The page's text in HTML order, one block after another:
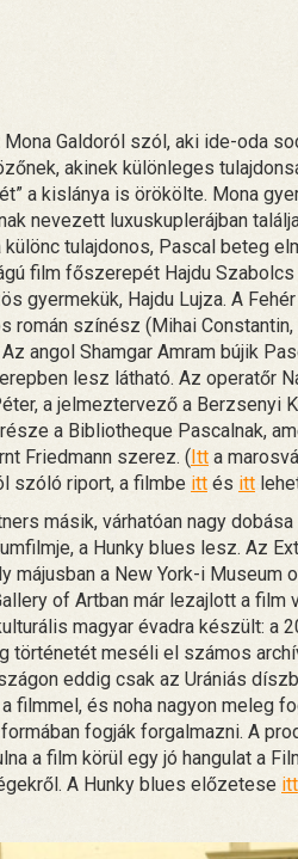
Galdoról szól, aki ide-oda
akinek különleges
a kislánya is örökölte. Mona
nevezett luxuskuplerájban
különc tulajdonos, Pascal beteg
film főszerepét Hajdu
gyermekük, Hajdu Lujza. A
román színész (Mihai
angol Shamgar Amram bújik
lesz látható. Az operatőr
a jelmeztervező a Berzsenyi
a Bibliotheque Pascalnak,
Friedmann szerez. (Itt a
szóló riport, a filmbe itt és itt
másik, várhatóan nagy
a Hunky blues lesz. Az
májusban a New York-i
of Artban már lezajlott a
magyar évadra készült: a
történetét meséli el számos
eddig csak az Urániás
filmmel, és noha nagyon meleg
fogják forgalmazni. A
a film körül egy jó hangulat a
A Hunky blues előzetese itt